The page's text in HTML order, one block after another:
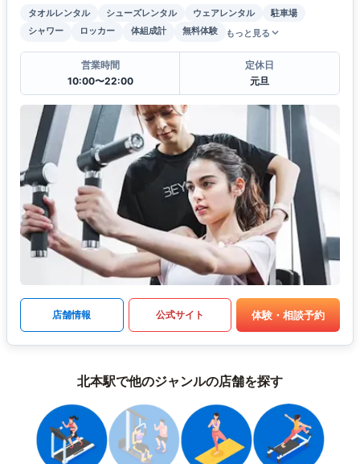
タオルレンタル シューズレンタル ウェアレンタル
駐車場
シャワー
ロッカー 体組成計 無料体験 もっと見る
営業時間
10:00〜22:00
定休日
元旦
店舗情報 公式サイト 体験・相談予約
北本駅で他のジャンルの店舗を探す